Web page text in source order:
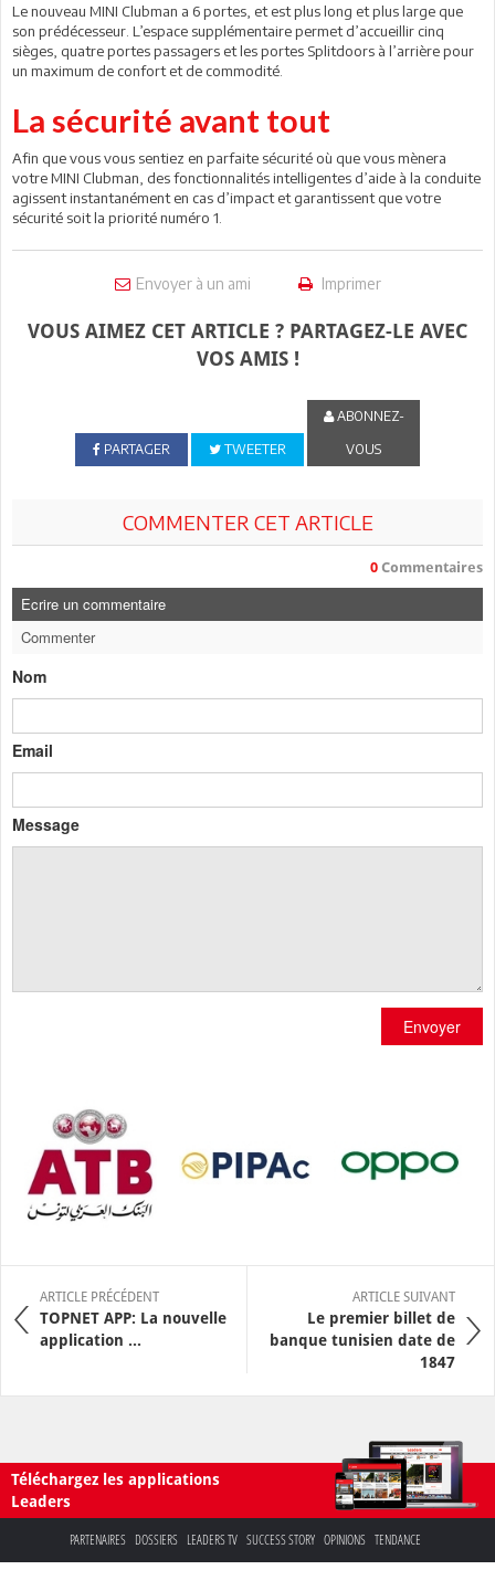
Le nouveau MINI Clubman a 6 portes, et est plus long et plus large que
son prédécesseur. L’espace supplémentaire permet d’accueillir cinq
sièges, quatre portes passagers et les portes Splitdoors à l’arrière pour
un maximum de confort et de commodité.
La sécurité avant tout
Afin que vous vous sentiez en parfaite sécurité où que vous mènera
votre MINI Clubman, des fonctionnalités intelligentes d’aide à la conduite
agissent instantanément en cas d’impact et garantissent que votre
sécurité soit la priorité numéro 1.
Envoyer à un ami Imprimer
VOUS AIMEZ CET ARTICLE ? PARTAGEZ-LE AVEC
VOS AMIS !
PARTAGER TWEETER
ABONNEZ-
VOUS
COMMENTER CET ARTICLE
0 Commentaires
Ecrire un commentaire
Commenter
Nom
Email
Message
Envoyer
ARTICLE PRÉCÉDENT
TOPNET APP: La nouvelle
application ...
ARTICLE SUIVANT
Le premier billet de
banque tunisien date de
1847
Téléchargez les applications
Leaders
PARTENAIRES DOSSIERS LEADERS TV SUCCESS STORY OPINIONS TENDANCE